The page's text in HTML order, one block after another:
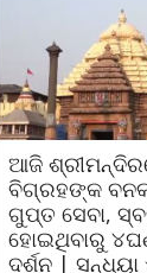
ଆଜି
ବିଗ୍ରହଙ୍କ ବନକ
ଗୁପ୍ତ ସେବା,
ହୋଇଥିବାରୁ
ଦର୍ଶନ | ସନ୍ଧ୍ୟା